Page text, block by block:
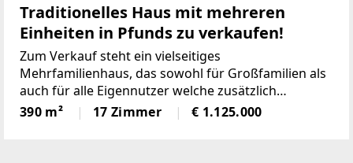
Traditionelles Haus mit mehreren
Einheiten in Pfunds zu verkaufen!
Zum Verkauf steht ein vielseitiges
Mehrfamilienhaus, das sowohl für Großfamilien als
auch für alle Eigennutzer welche zusätzlich
Ferienwohnungen zusätzlich vermieten möchten,
eine attraktive Gelegenheit darstellt. Die
390 m² 17 Zimmer € 1.125.000